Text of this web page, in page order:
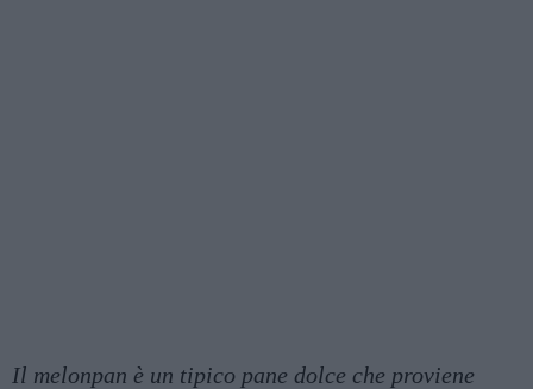
Il melonpan è un tipico pane dolce che proviene